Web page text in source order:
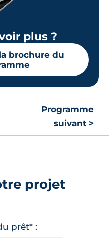
plus ?
brochure du
Programme
suivant >
projet
prêt* :